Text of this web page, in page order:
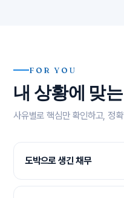
FOR YOU
내 상황에 맞
사유별로 핵심만 확인하고, 정
도박으로 생긴 채무